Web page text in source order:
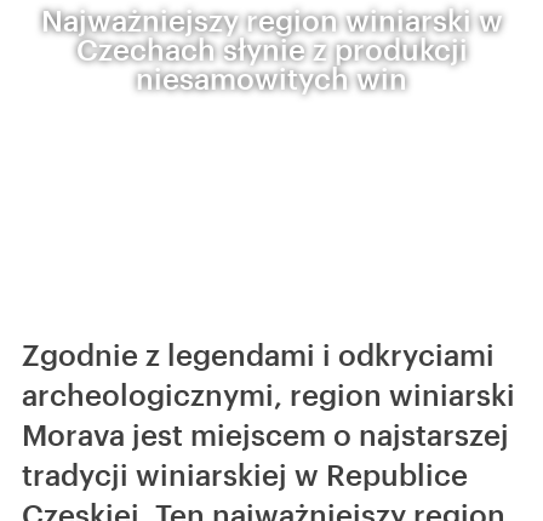
Najważniejszy region winiarski w
Czechach słynie z produkcji
niesamowitych win
Zgodnie z legendami i odkryciami
archeologicznymi, region winiarski
Morava jest miejscem o najstarszej
tradycji winiarskiej w Republice